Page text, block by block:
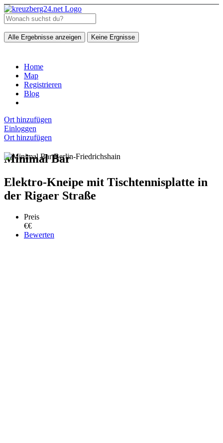
Alle Ergebnisse anzeigen Keine Ergnisse
Home
Map
Registrieren
Blog
Ort hinzufügen
Einloggen
Ort hinzufügen
Minimal Bar
Elektro-Kneipe mit Tischtennisplatte in
der Rigaer Straße
Preis
€€
Bewerten